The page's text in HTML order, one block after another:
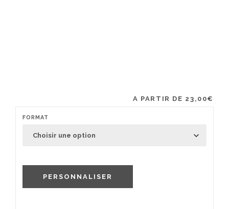
A PARTIR DE 23,00€
FORMAT
PERSONNALISER